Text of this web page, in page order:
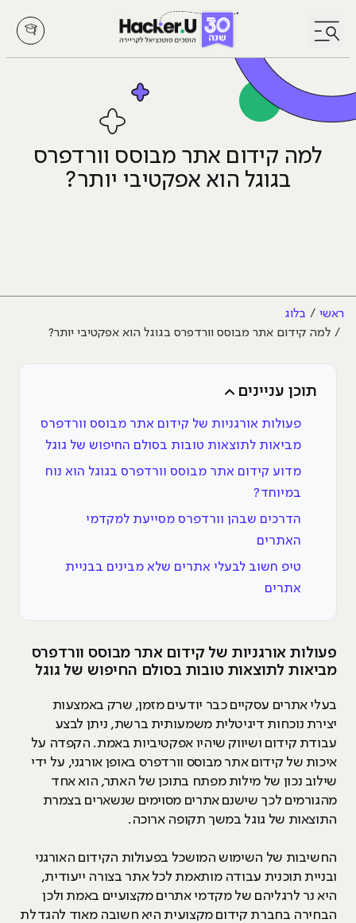
לחץ לפתיחת/סגירת תפריט
למה קידום אתר מבוסס וורדפרס
בגוגל הוא אפקטיבי יותר?
ראשי
בלוג
למה קידום אתר מבוסס וורדפרס בגוגל הוא אפקטיבי יותר?
תוכן עניינים
פעולות אורגניות של קידום אתר מבוסס וורדפרס
מביאות לתוצאות טובות בסולם החיפוש של גוגל
מדוע קידום אתר מבוסס וורדפרס בגוגל הוא נוח
במיוחד?
הדרכים שבהן וורדפרס מסייעת למקדמי
האתרים
טיפ חשוב לבעלי אתרים שלא מבינים בבניית
אתרים
פעולות אורגניות של קידום אתר מבוסס וורדפרס
מביאות לתוצאות טובות בסולם החיפוש של גוגל
בעלי אתרים עסקיים כבר יודעים מזמן, שרק באמצעות
יצירת נוכחות דיגיטלית משמעותית ברשת, ניתן לבצע
עבודת קידום ושיווק שיהיו אפקטיביות באמת. הקפדה על
איכות של קידום אתר מבוסס וורדפרס באופן אורגני, על ידי
שילוב נכון של מילות מפתח בתוכן של האתר, הוא אחד
מהגורמים לכך שישנם אתרים מסוימים שנשארים בצמרת
התוצאות של גוגל במשך תקופה ארוכה.
החשיבות של השימוש המושכל בפעולות הקידום האורגני
ובניית תוכנית עבודה מותאמת לכל אתר בצורה ייעודית,
היא נר לרגליהם של מקדמי אתרים מקצועיים באמת ולכן
הבחירה בחברת קידום מקצועית היא חשובה מאוד להגדלת